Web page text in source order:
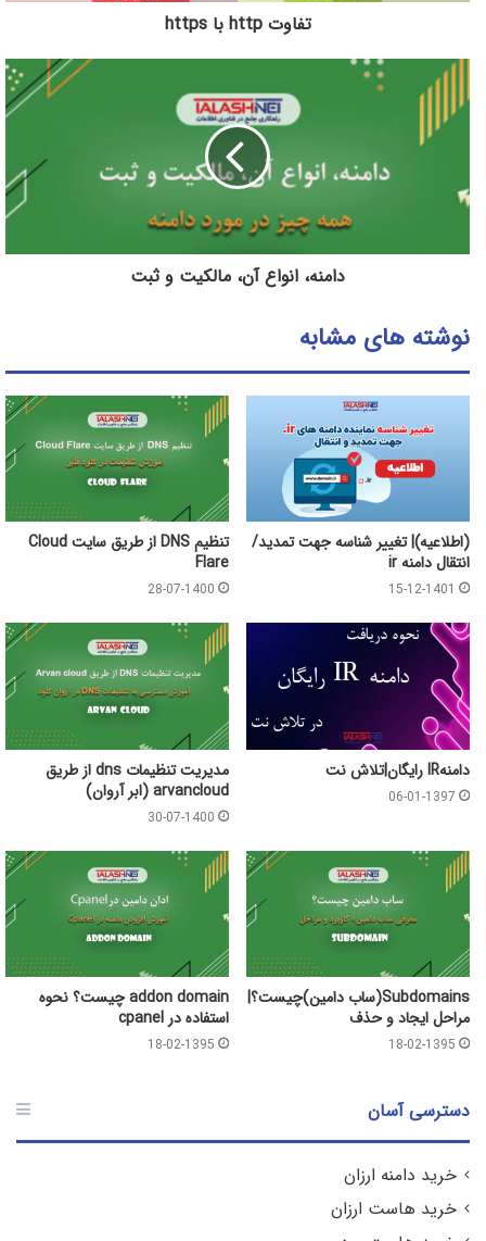
تفاوت http با https
دامنه، انواع آن، مالکیت و ثبت
نوشته های مشابه
(اطلاعیه)| تغییر شناسه جهت تمدید/
انتقال دامنه ir
15-12-1401
تنظیم DNS از طریق سایت Cloud
Flare
28-07-1400
دامنهIR رایگان|تلاش نت
06-01-1397
مدیریت تنظیمات dns از طریق
arvancloud (ابر آروان)
30-07-1400
Subdomains(ساب دامین)چیست؟|
مراحل ایجاد و حذف
18-02-1395
addon domain چیست؟ نحوه
استفاده در cpanel
18-02-1395
دسترسی آسان
خرید دامنه ارزان
خرید هاست ارزان